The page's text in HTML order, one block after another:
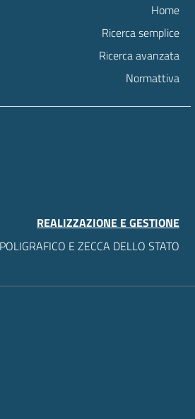
Home
Ricerca semplice
Ricerca avanzata
Normattiva
REALIZZAZIONE E GESTIONE
E ZECCA DELLO STATO